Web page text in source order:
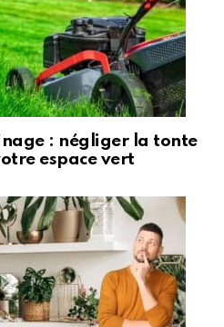
: négliger la tonte
espace vert